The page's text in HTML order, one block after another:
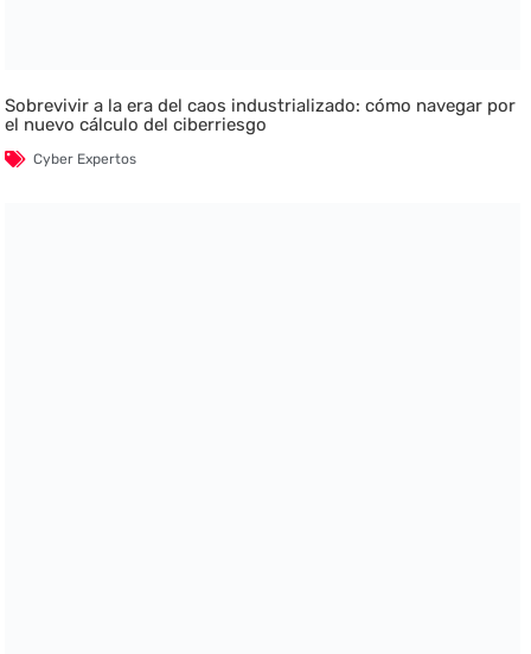
Sobrevivir a la era del caos industrializado: cómo navegar por
el nuevo cálculo del ciberriesgo
Cyber Expertos